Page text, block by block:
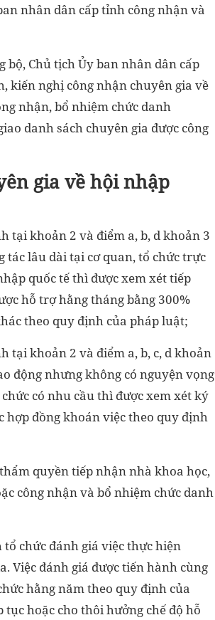
nhân dân cấp tỉnh công nhận và
bộ, Chủ tịch Ủy ban nhân dân cấp
kiến nghị công nhận chuyên gia về
nhận, bổ nhiệm chức danh
danh sách chuyên gia được công
gia về hội nhập
tại khoản 2 và điểm a, b, d khoản 3
tác lâu dài tại cơ quan, tổ chức trực
quốc tế thì được xem xét tiếp
hỗ trợ hằng tháng bằng 300%
theo quy định của pháp luật;
tại khoản 2 và điểm a, b, c, d khoản
động nhưng không có nguyện vọng
có nhu cầu thì được xem xét ký
hợp đồng khoán việc theo quy định
quyền tiếp nhận nhà khoa học,
công nhận và bổ nhiệm chức danh
chức đánh giá việc thực hiện
Việc đánh giá được tiến hành cùng
hằng năm theo quy định của
hoặc cho thôi hưởng chế độ hỗ